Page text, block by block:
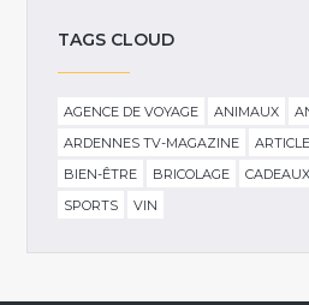
TAGS CLOUD
AGENCE DE VOYAGE ANIMAUX
ARDENNES TV-MAGAZINE
BIEN-ÊTRE
BRICOLAGE CADEAUX
SPORTS
VIN